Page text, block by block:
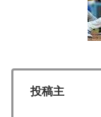
節に負ける
海外「この
は・・・？
投稿主